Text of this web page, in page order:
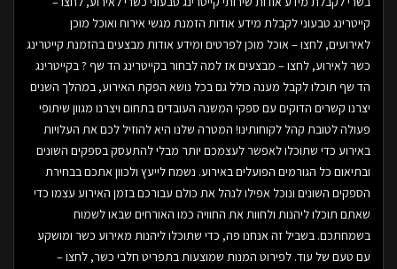
קייטרינג טבעוני לקבלת מידע אודות הזמנת מגשי אירוח ואוכל מוכן
לאירועים, לחצו – אוכל מוכן לפרטים ומידע אודות מבצעים בהזמנת קייטרינג
כשר לאירוע, לחצו – מבצעים אז למה לבחור בקייטרינג הד שף ? בקייטרינג
הד שף תוכלו לקבל מענה כולל גם בכל נושא הפקת האירוע, במהלך השנים
יצרנו קשרים הדוקים עם ספקי המשנה העובדים בתחום ויצרנו מגוון שיתופי
פעולה לטובת קהל לקוחותינו! המטרה שלנו היא להוזיל לכם את העלויות
באירוע כדי שתוכלו לאפשר לעצמכם יותר מבלי להתעסק בספקים השונים
ובתיאום כל הגורמים הפועלים באירוע. נשמח לייעץ ולכוון אתכם בבחירת
הספקים השונים ונוכל אפילו לנהל את כולם עבורכם בזמן האירוע עצמו כדי
שאתם תוכלו ליהנות ולחוות את החוויה כמו האורחים שבאו לשמוח
בשמחתכם. בשביל זה אנחנו פה, כדי שתוכלו ליהנות מאירוע כשר ומושקע
עם טעם של עוד. לפירוט המנות שמוצעות בתפריט חלבי כשר, לחצו –